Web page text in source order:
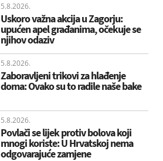
5.8.2026.
Uskoro važna akcija u Zagorju:
upućen apel građanima, očekuje se
njihov odaziv
5.8.2026.
Zaboravljeni trikovi za hlađenje
doma: Ovako su to radile naše bake
5.8.2026.
Povlači se lijek protiv bolova koji
mnogi koriste: U Hrvatskoj nema
odgovarajuće zamjene